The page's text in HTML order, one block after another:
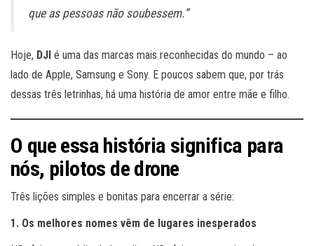
que as pessoas não soubessem.”
Hoje, DJI é uma das marcas mais reconhecidas do mundo – ao
lado de Apple, Samsung e Sony. E poucos sabem que, por trás
dessas três letrinhas, há uma história de amor entre mãe e filho.
O que essa história significa para
nós, pilotos de drone
Três lições simples e bonitas para encerrar a série:
1. Os melhores nomes vêm de lugares inesperados